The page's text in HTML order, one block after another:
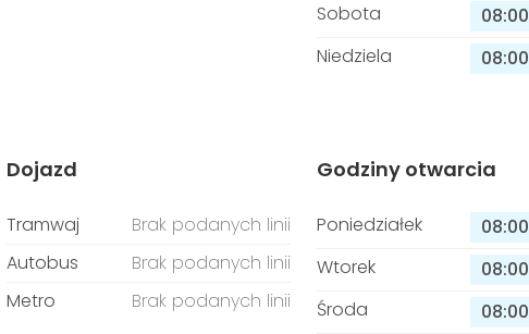
Sobota
08:00
Niedziela
08:00
Dojazd
Tramwaj
Brak podanych linii
Autobus
Brak podanych linii
Metro
Brak podanych linii
Godziny otwarcia
Poniedziałek 08:00
Wtorek
08:00
Środa
08:00